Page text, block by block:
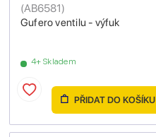
Gufero ventilu - výfuk
(AB6581)
4+ Skladem
PŘIDAT DO KOŠÍKU